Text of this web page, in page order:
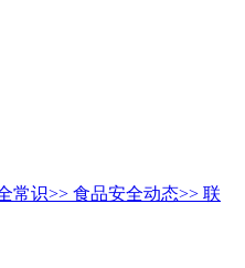
常识>> 食品安全动态>> 联